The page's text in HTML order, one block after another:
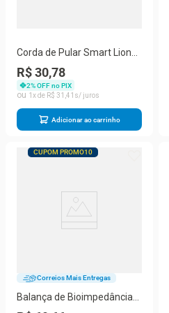
Corda de Pular Smart Lions
sem Fio para Treinamento
Funcional Preto Bivolt
R$ 30,78
2% OFF no PIX
1
R$ 31 41
Adicionar ao carrinho
CUPOM PROMO10
Correios Mais Entregas
Balança de Bioimpedância